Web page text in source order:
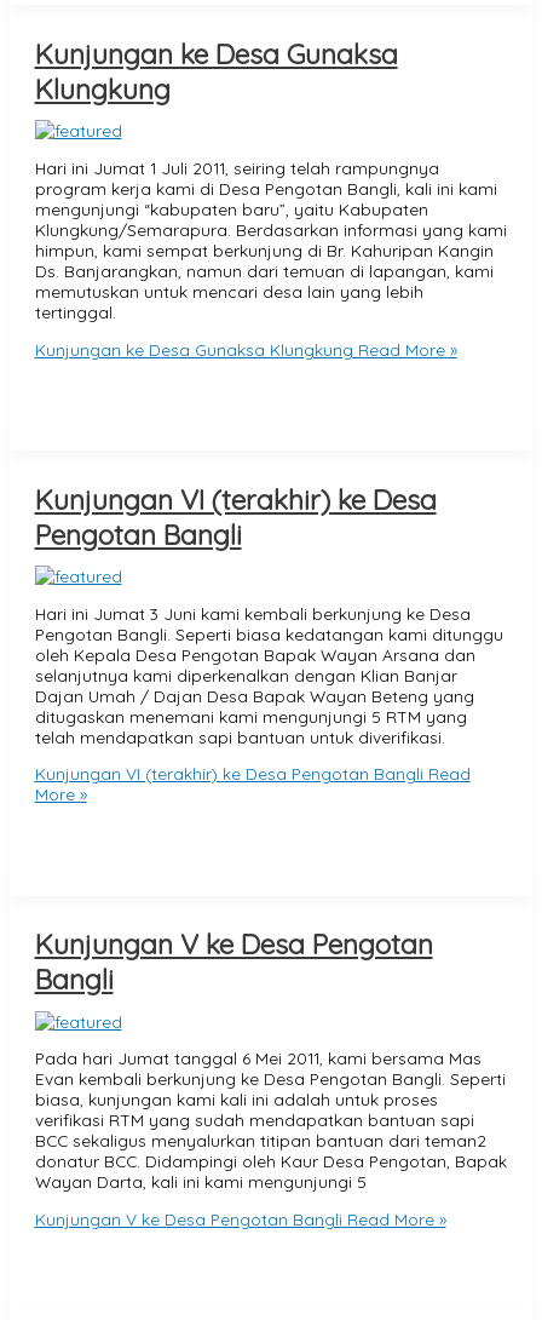
Kunjungan ke Desa Gunaksa
Klungkung
Hari ini Jumat 1 Juli 2011, seiring telah rampungnya
program kerja kami di Desa Pengotan Bangli, kali ini kami
mengunjungi “kabupaten baru”, yaitu Kabupaten
Klungkung/Semarapura. Berdasarkan informasi yang kami
himpun, kami sempat berkunjung di Br. Kahuripan Kangin
Ds. Banjarangkan, namun dari temuan di lapangan, kami
memutuskan untuk mencari desa lain yang lebih
tertinggal.
Kunjungan ke Desa Gunaksa Klungkung Read More »
Kunjungan VI (terakhir) ke Desa
Pengotan Bangli
Hari ini Jumat 3 Juni kami kembali berkunjung ke Desa
Pengotan Bangli. Seperti biasa kedatangan kami ditunggu
oleh Kepala Desa Pengotan Bapak Wayan Arsana dan
selanjutnya kami diperkenalkan dengan Klian Banjar
Dajan Umah / Dajan Desa Bapak Wayan Beteng yang
ditugaskan menemani kami mengunjungi 5 RTM yang
telah mendapatkan sapi bantuan untuk diverifikasi.
Kunjungan VI (terakhir) ke Desa Pengotan Bangli Read
More »
Kunjungan V ke Desa Pengotan
Bangli
Pada hari Jumat tanggal 6 Mei 2011, kami bersama Mas
Evan kembali berkunjung ke Desa Pengotan Bangli. Seperti
biasa, kunjungan kami kali ini adalah untuk proses
verifikasi RTM yang sudah mendapatkan bantuan sapi
BCC sekaligus menyalurkan titipan bantuan dari teman2
donatur BCC. Didampingi oleh Kaur Desa Pengotan, Bapak
Wayan Darta, kali ini kami mengunjungi 5
Kunjungan V ke Desa Pengotan Bangli Read More »